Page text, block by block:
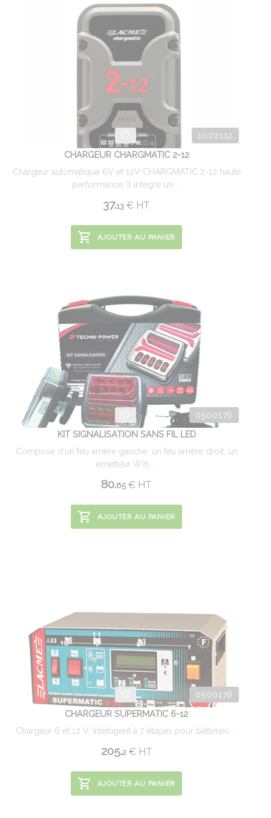
1002112
CHARGEUR CHARGMATIC 2-12
Chargeur automatique 6V et 12V CHARGMATIC 2-12 haute
performance. Il intègre un ...
37.13 € HT
AJOUTER AU PANIER
0500176
KIT SIGNALISATION SANS FIL LED
Composé d'un feu arrière gauche, un feu arrière droit, un
émetteur Wifi, ...
80.65 € HT
AJOUTER AU PANIER
0500178
CHARGEUR SUPERMATIC 6-12
Chargeur 6 et 12 V, intelligent à 7 étapes pour batteries ...
205.2 €HT
AJOUTER AU PANIER